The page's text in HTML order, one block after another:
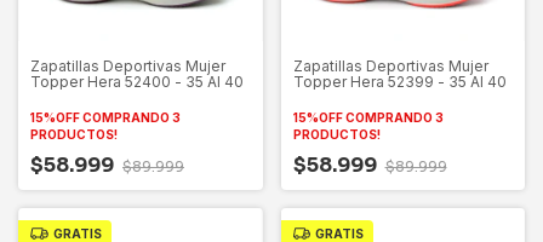
Zapatillas Deportivas Mujer
Topper Hera 52400 - 35 Al 40
15%OFF COMPRANDO 3
PRODUCTOS!
$58.999 $89.999
Zapatillas Deportivas Mujer
Topper Hera 52399 - 35 Al 40
15%OFF COMPRANDO 3
PRODUCTOS!
$58.999 $89.999
GRATIS GRATIS